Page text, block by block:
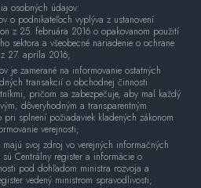
osobných údajov:
o podnikateľoch vyplýva z ustanovení
z 25. februára 2016 o opakovanom použití
sektora a všeobecné nariadenie o ochrane
27. apríla 2016;
je zamerané na informovanie ostatných
transakcií o obchodnej činnosti
pričom sa zabezpečuje, aby mal každý
dôveryhodným a transparentným
splnení požiadaviek kladených zákonom
verejnosti;
majú svoj zdroj vo verejných informačných
Centrálny register a informácie o
pod dohľadom ministra rozvoja a
vedený ministrom spravodlivosti;